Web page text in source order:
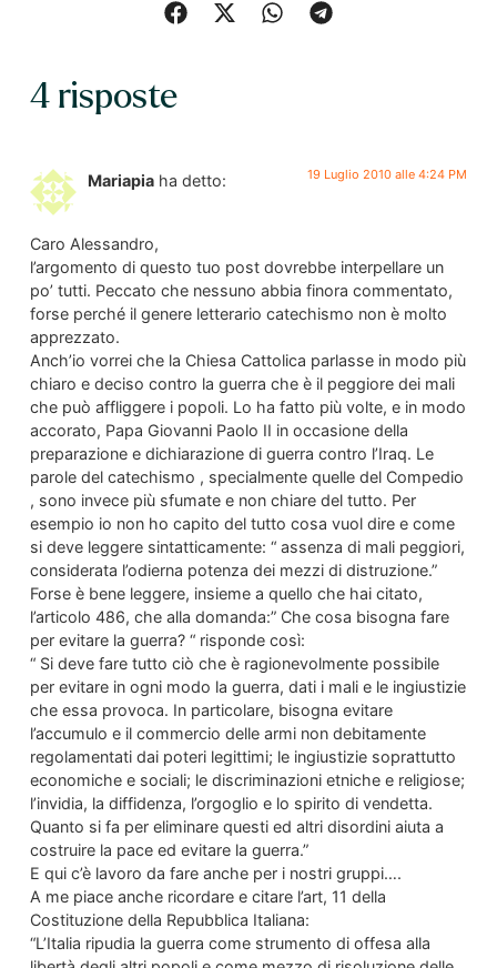
4 risposte
Mariapia ha detto: 19 Luglio 2010 alle 4:24 PM
Caro Alessandro,
l’argomento di questo tuo post dovrebbe interpellare un
po’ tutti. Peccato che nessuno abbia finora commentato,
forse perché il genere letterario catechismo non è molto
apprezzato.
Anch’io vorrei che la Chiesa Cattolica parlasse in modo più
chiaro e deciso contro la guerra che è il peggiore dei mali
che può affliggere i popoli. Lo ha fatto più volte, e in modo
accorato, Papa Giovanni Paolo II in occasione della
preparazione e dichiarazione di guerra contro l’Iraq. Le
parole del catechismo , specialmente quelle del Compedio
, sono invece più sfumate e non chiare del tutto. Per
esempio io non ho capito del tutto cosa vuol dire e come
si deve leggere sintatticamente: “ assenza di mali peggiori,
considerata l’odierna potenza dei mezzi di distruzione.”
Forse è bene leggere, insieme a quello che hai citato,
l’articolo 486, che alla domanda:” Che cosa bisogna fare
per evitare la guerra? “ risponde così:
“ Si deve fare tutto ciò che è ragionevolmente possibile
per evitare in ogni modo la guerra, dati i mali e le ingiustizie
che essa provoca. In particolare, bisogna evitare
l’accumulo e il commercio delle armi non debitamente
regolamentati dai poteri legittimi; le ingiustizie soprattutto
economiche e sociali; le discriminazioni etniche e religiose;
l’invidia, la diffidenza, l’orgoglio e lo spirito di vendetta.
Quanto si fa per eliminare questi ed altri disordini aiuta a
costruire la pace ed evitare la guerra.”
E qui c’è lavoro da fare anche per i nostri gruppi….
A me piace anche ricordare e citare l’art, 11 della
Costituzione della Repubblica Italiana:
“L’Italia ripudia la guerra come strumento di offesa alla